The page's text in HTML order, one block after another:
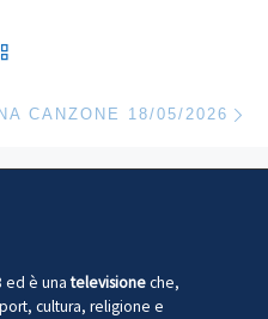
CANZONE 18/05/2026
ed è unatelevisioneche,
cultura, religione e